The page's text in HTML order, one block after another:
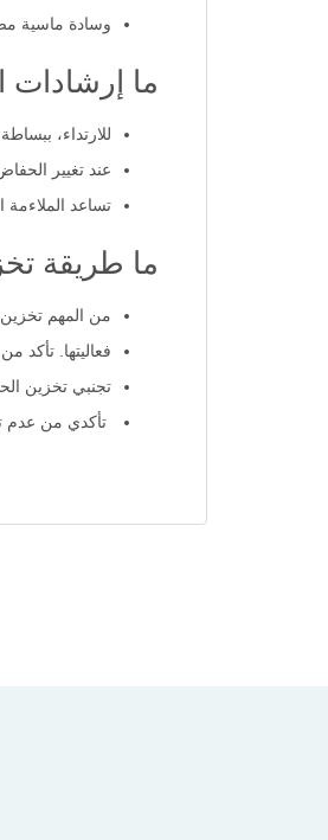
وسادة ماسية
ما إرشادات
للارتداء،
عند تغيير
تساعد
ما طريقة
من المهم
فعاليتها.
تجنبي تخزين
تأكدي من عدم